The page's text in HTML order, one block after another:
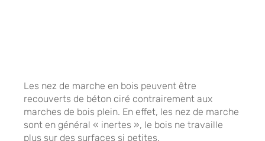
Les nez de marche en bois peuvent être
recouverts de béton ciré contrairement aux
marches de bois plein. En effet, les nez de marche
sont en général « inertes », le bois ne travaille
plus sur des surfaces si petites.